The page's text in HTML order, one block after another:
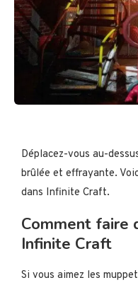
Déplacez-vous au-
brûlée et effrayante.
dans Infinite Craft.
Comment faire
Infinite Craft
Si vous aimez les